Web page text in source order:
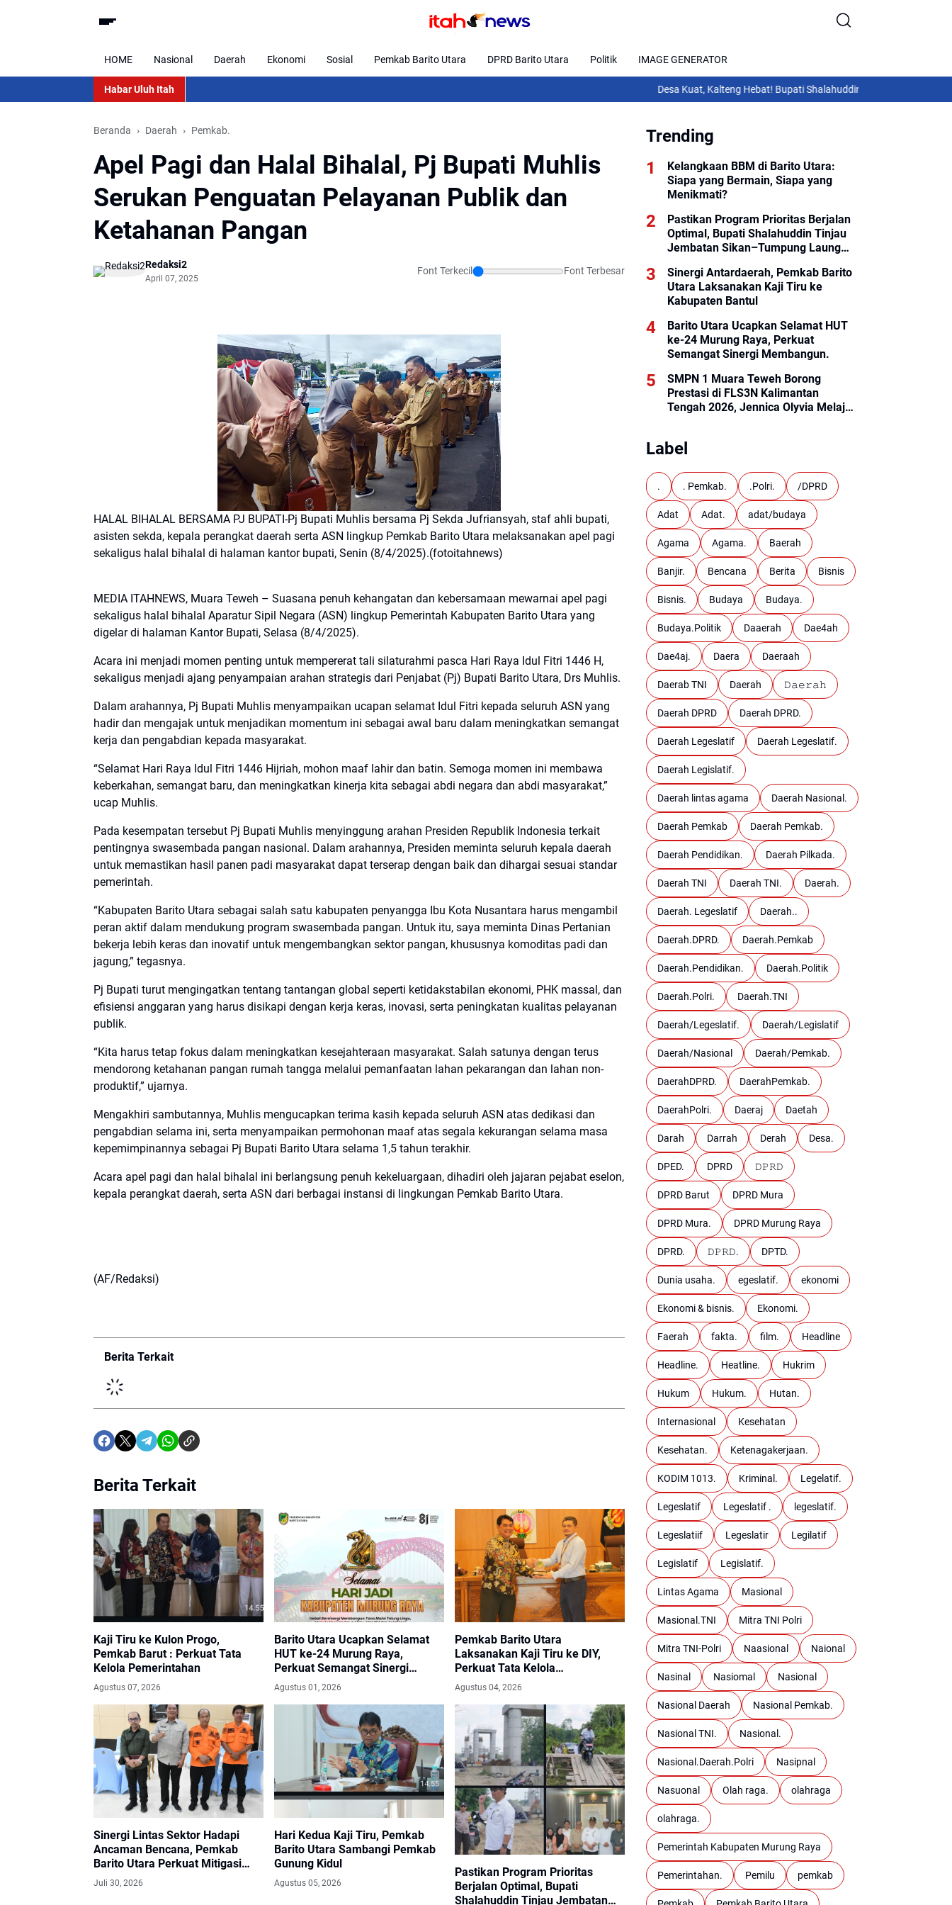
HOME Nasional Daerah Ekonomi Sosial Pemkab Barito Utara DPRD Barito Utara Politik IMAGE GENERATOR
Habar Uluh Itah Desa Kuat, Kalteng Hebat! Bupati Shalahuddin Hadiri Rakor Pemerintahan
Beranda Daerah Pemkab.
Apel Pagi dan Halal Bihalal, Pj Bupati Muhlis
Serukan Penguatan Pelayanan Publik dan
Ketahanan Pangan
Redaksi2
April 07, 2025
Font Terkecil Font Terbesar
HALAL BIHALAL BERSAMA PJ BUPATI-Pj Bupati Muhlis bersama Pj Sekda Jufriansyah, staf ahli bupati,
asisten sekda, kepala perangkat daerah serta ASN lingkup Pemkab Barito Utara melaksanakan apel pagi
sekaligus halal bihalal di halaman kantor bupati, Senin (8/4/2025).(fotoitahnews)
MEDIA ITAHNEWS, Muara Teweh – Suasana penuh kehangatan dan kebersamaan mewarnai apel pagi
sekaligus halal bihalal Aparatur Sipil Negara (ASN) lingkup Pemerintah Kabupaten Barito Utara yang
digelar di halaman Kantor Bupati, Selasa (8/4/2025).
Acara ini menjadi momen penting untuk mempererat tali silaturahmi pasca Hari Raya Idul Fitri 1446 H,
sekaligus menjadi ajang penyampaian arahan strategis dari Penjabat (Pj) Bupati Barito Utara, Drs Muhlis.
Dalam arahannya, Pj Bupati Muhlis menyampaikan ucapan selamat Idul Fitri kepada seluruh ASN yang
hadir dan mengajak untuk menjadikan momentum ini sebagai awal baru dalam meningkatkan semangat
kerja dan pengabdian kepada masyarakat.
“Selamat Hari Raya Idul Fitri 1446 Hijriah, mohon maaf lahir dan batin. Semoga momen ini membawa
keberkahan, semangat baru, dan meningkatkan kinerja kita sebagai abdi negara dan abdi masyarakat,”
ucap Muhlis.
Pada kesempatan tersebut Pj Bupati Muhlis menyinggung arahan Presiden Republik Indonesia terkait
pentingnya swasembada pangan nasional. Dalam arahannya, Presiden meminta seluruh kepala daerah
untuk memastikan hasil panen padi masyarakat dapat terserap dengan baik dan dihargai sesuai standar
pemerintah.
“Kabupaten Barito Utara sebagai salah satu kabupaten penyangga Ibu Kota Nusantara harus mengambil
peran aktif dalam mendukung program swasembada pangan. Untuk itu, saya meminta Dinas Pertanian
bekerja lebih keras dan inovatif untuk mengembangkan sektor pangan, khususnya komoditas padi dan
jagung,” tegasnya.
Pj Bupati turut mengingatkan tentang tantangan global seperti ketidakstabilan ekonomi, PHK massal, dan
efisiensi anggaran yang harus disikapi dengan kerja keras, inovasi, serta peningkatan kualitas pelayanan
publik.
“Kita harus tetap fokus dalam meningkatkan kesejahteraan masyarakat. Salah satunya dengan terus
mendorong ketahanan pangan rumah tangga melalui pemanfaatan lahan pekarangan dan lahan non-
produktif,” ujarnya.
Mengakhiri sambutannya, Muhlis mengucapkan terima kasih kepada seluruh ASN atas dedikasi dan
pengabdian selama ini, serta menyampaikan permohonan maaf atas segala kekurangan selama masa
kepemimpinannya sebagai Pj Bupati Barito Utara selama 1,5 tahun terakhir.
Acara apel pagi dan halal bihalal ini berlangsung penuh kekeluargaan, dihadiri oleh jajaran pejabat eselon,
kepala perangkat daerah, serta ASN dari berbagai instansi di lingkungan Pemkab Barito Utara.
(AF/Redaksi)
Berita Terkait
Berita Terkait
Kaji Tiru ke Kulon Progo,
Pemkab Barut : Perkuat Tata
Kelola Pemerintahan
Agustus 07, 2026
Barito Utara Ucapkan Selamat
HUT ke-24 Murung Raya,
Perkuat Semangat Sinergi
Membangun.
Agustus 01, 2026
Pemkab Barito Utara
Laksanakan Kaji Tiru ke DIY,
Perkuat Tata Kelola
Pemerintahan dan Pelayanan
Publik
Agustus 04, 2026
Sinergi Lintas Sektor Hadapi
Ancaman Bencana, Pemkab
Barito Utara Perkuat Mitigasi
Karhutla dan Hidrometeorologi
Juli 30, 2026
Hari Kedua Kaji Tiru, Pemkab
Barito Utara Sambangi Pemkab
Gunung Kidul
Agustus 05, 2026
Pastikan Program Prioritas
Berjalan Optimal, Bupati
Shalahuddin Tinjau Jembatan
Trending
Kelangkaan BBM di Barito Utara:
Siapa yang Bermain, Siapa yang
Menikmati?
Pastikan Program Prioritas Berjalan
Optimal, Bupati Shalahuddin Tinjau
Jembatan Sikan–Tumpung Laung
Sinergi Antardaerah, Pemkab Barito
Utara Laksanakan Kaji Tiru ke
Kabupaten Bantul
Barito Utara Ucapkan Selamat HUT
ke-24 Murung Raya, Perkuat
Semangat Sinergi Membangun.
SMPN 1 Muara Teweh Borong
Prestasi di FLS3N Kalimantan
Tengah 2026, Jennica Olyvia Melaju
Label
. . Pemkab. .Polri. /DPRD
Adat Adat. adat/budaya
Agama Agama. Baerah
Banjir. Bencana Berita Bisnis
Bisnis. Budaya Budaya.
Budaya.Politik Daaerah Dae4ah
Dae4aj. Daera Daeraah
Daerab TNI Daerah 𝙳𝚊𝚎𝚛𝚊𝚑
Daerah DPRD Daerah DPRD.
Daerah Legeslatif Daerah Legeslatif.
Daerah Legislatif.
Daerah lintas agama Daerah Nasional.
Daerah Pemkab Daerah Pemkab.
Daerah Pendidikan. Daerah Pilkada.
Daerah TNI Daerah TNI. Daerah.
Daerah. Legeslatif Daerah..
Daerah.DPRD. Daerah.Pemkab
Daerah.Pendidikan. Daerah.Politik
Daerah.Polri. Daerah.TNI
Daerah/Legeslatif. Daerah/Legislatif
Daerah/Nasional Daerah/Pemkab.
DaerahDPRD. DaerahPemkab.
DaerahPolri. Daeraj Daetah
Darah Darrah Derah Desa.
DPED. DPRD 𝙳𝙿𝚁𝙳
DPRD Barut DPRD Mura
DPRD Mura. DPRD Murung Raya
DPRD. 𝙳𝙿𝚁𝙳. DPTD.
Dunia usaha. egeslatif. ekonomi
Ekonomi & bisnis. Ekonomi.
Faerah fakta. film. Headline
Headline. Heatline. Hukrim
Hukum Hukum. Hutan.
Internasional Kesehatan
Kesehatan. Ketenagakerjaan.
KODIM 1013. Kriminal. Legelatif.
Legeslatif Legeslatif . legeslatif.
Legeslatiif Legeslatir Legilatif
Legislatif Legislatif.
Lintas Agama Masional
Masional.TNI Mitra TNI Polri
Mitra TNI-Polri Naasional Naional
Nasinal Nasiomal Nasional
Nasional Daerah Nasional Pemkab.
Nasional TNI. Nasional.
Nasional.Daerah.Polri Nasipnal
Nasuonal Olah raga. olahraga
olahraga.
Pemerintah Kabupaten Murung Raya
Pemerintahan. Pemilu pemkab